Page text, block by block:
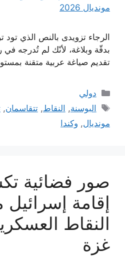
الرجاء تزويدى بالنص الذي تود
بدقّة وبلاغة، لأنّك لم تُدرجه
تقديم صياغة عربية متقنة
التصنيفات
دولي
الوسوم
البوسنة, النقاط,تتقاسمان,
مونديال, وكندا
صور فضائية
إقامة
النقاط
غزة